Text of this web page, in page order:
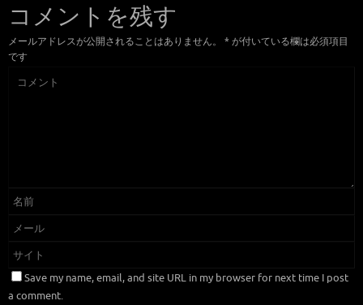
コメントを残す
メールアドレスが公開されることはありません。 * が付いている欄は必須項目
です
Save my name, email, and site URL in my browser for next time I post
a comment.